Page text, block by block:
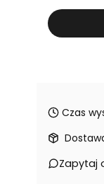
Czas
Zapytaj